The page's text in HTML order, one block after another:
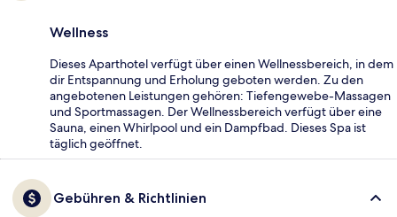
Wellness
Dieses Aparthotel verfügt über einen Wellnessbereich, in dem
dir Entspannung und Erholung geboten werden. Zu den
angebotenen Leistungen gehören: Tiefengewebe-Massagen
und Sportmassagen. Der Wellnessbereich verfügt über eine
Sauna, einen Whirlpool und ein Dampfbad. Dieses Spa ist
täglich geöffnet.
Gebühren & Richtlinien